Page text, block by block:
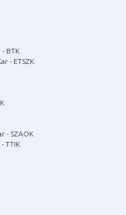
BTK
- ETSZK
- SZAOK
TTIK